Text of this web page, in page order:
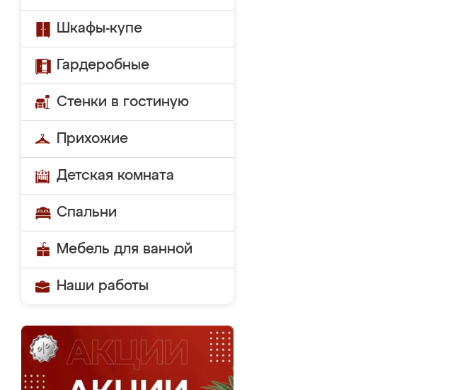
Шкафы-купе
Гардеробные
Стенки в гостиную
Прихожие
Детская комната
Спальни
Мебель для ванной
Наши работы